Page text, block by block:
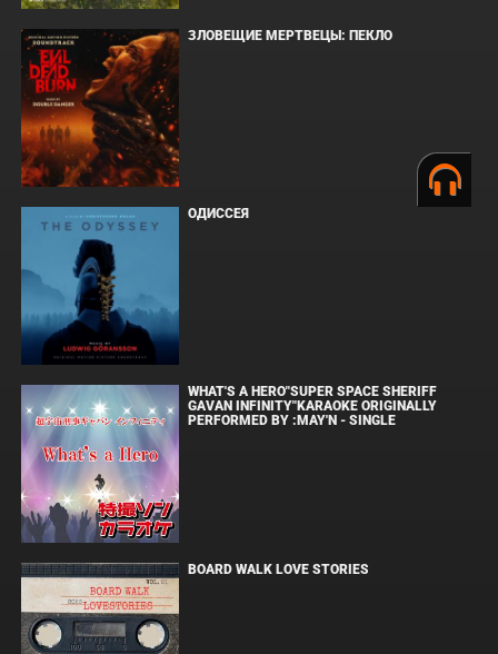
ЗЛОВЕЩИЕ МЕРТВЕЦЫ: ПЕКЛО
ОДИССЕЯ
WHAT'S A HERO"SUPER SPACE SHERIFF
GAVAN INFINITY"KARAOKE ORIGINALLY
PERFORMED BY :MAY'N - SINGLE
BOARD WALK LOVE STORIES